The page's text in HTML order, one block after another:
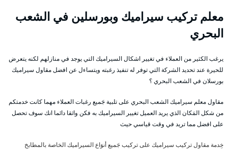
معلم تركيب سيراميك وبورسلين في الشعب
البحري
يرغب الكثير من العملاء في تغيير اشكال السيراميك التي يوجد في منازلهم لكنه يتعرض
للحيرة عند تحديد الشركة التي توفر له تنفيذ رغبته ويتساءل عن افضل مقاول سيراميك
بورسلان في الشعب البحري ؟
مقاول معلم سيراميك الشعب البحري على تلبية جَميع رغبات العملاء مهما كانت خدمتكم
من شكل المَكان الذي يريد العميل تغيير السيراميك به فكن واثقا دائما انك سوف تحصل
على افضل مما تريد في وقت قياسي حيث
خِدمة مقاول تركيب سيراميك على تركيب جَميع أنوَاع السيراميك الخاصة بالمطابخ